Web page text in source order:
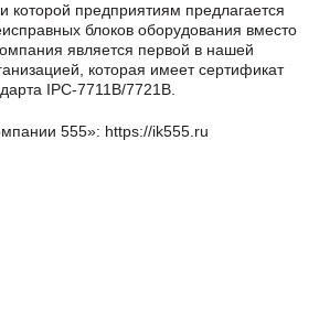
которой предприятиям предлагается
блоков оборудования вместо
является первой в нашей
которая имеет сертификат
IPC-7711B/7721B.
555»: https://ik555.ru